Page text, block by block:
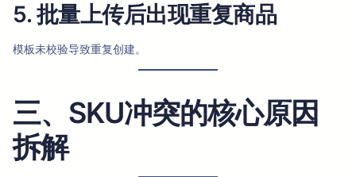
5. 批量上传后出现重复商品
模板未校验导致重复创建。
三、SKU冲突的核心原因
拆解